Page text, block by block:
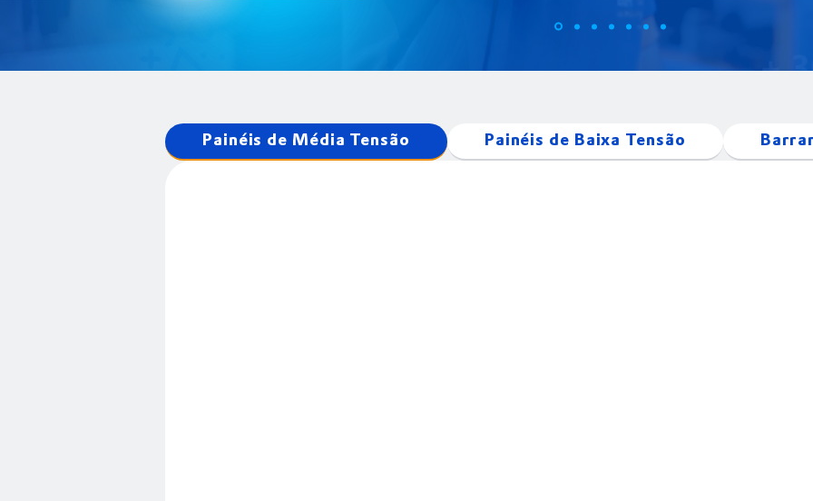
Painéis de Média Tensão Painéis de Baixa Tensão